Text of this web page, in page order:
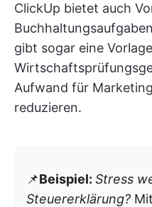
ClickUp bietet auch
gibt sogar eine
Aufwand für
reduzieren.
📌Beispiel: Stress
Steuererklärung?